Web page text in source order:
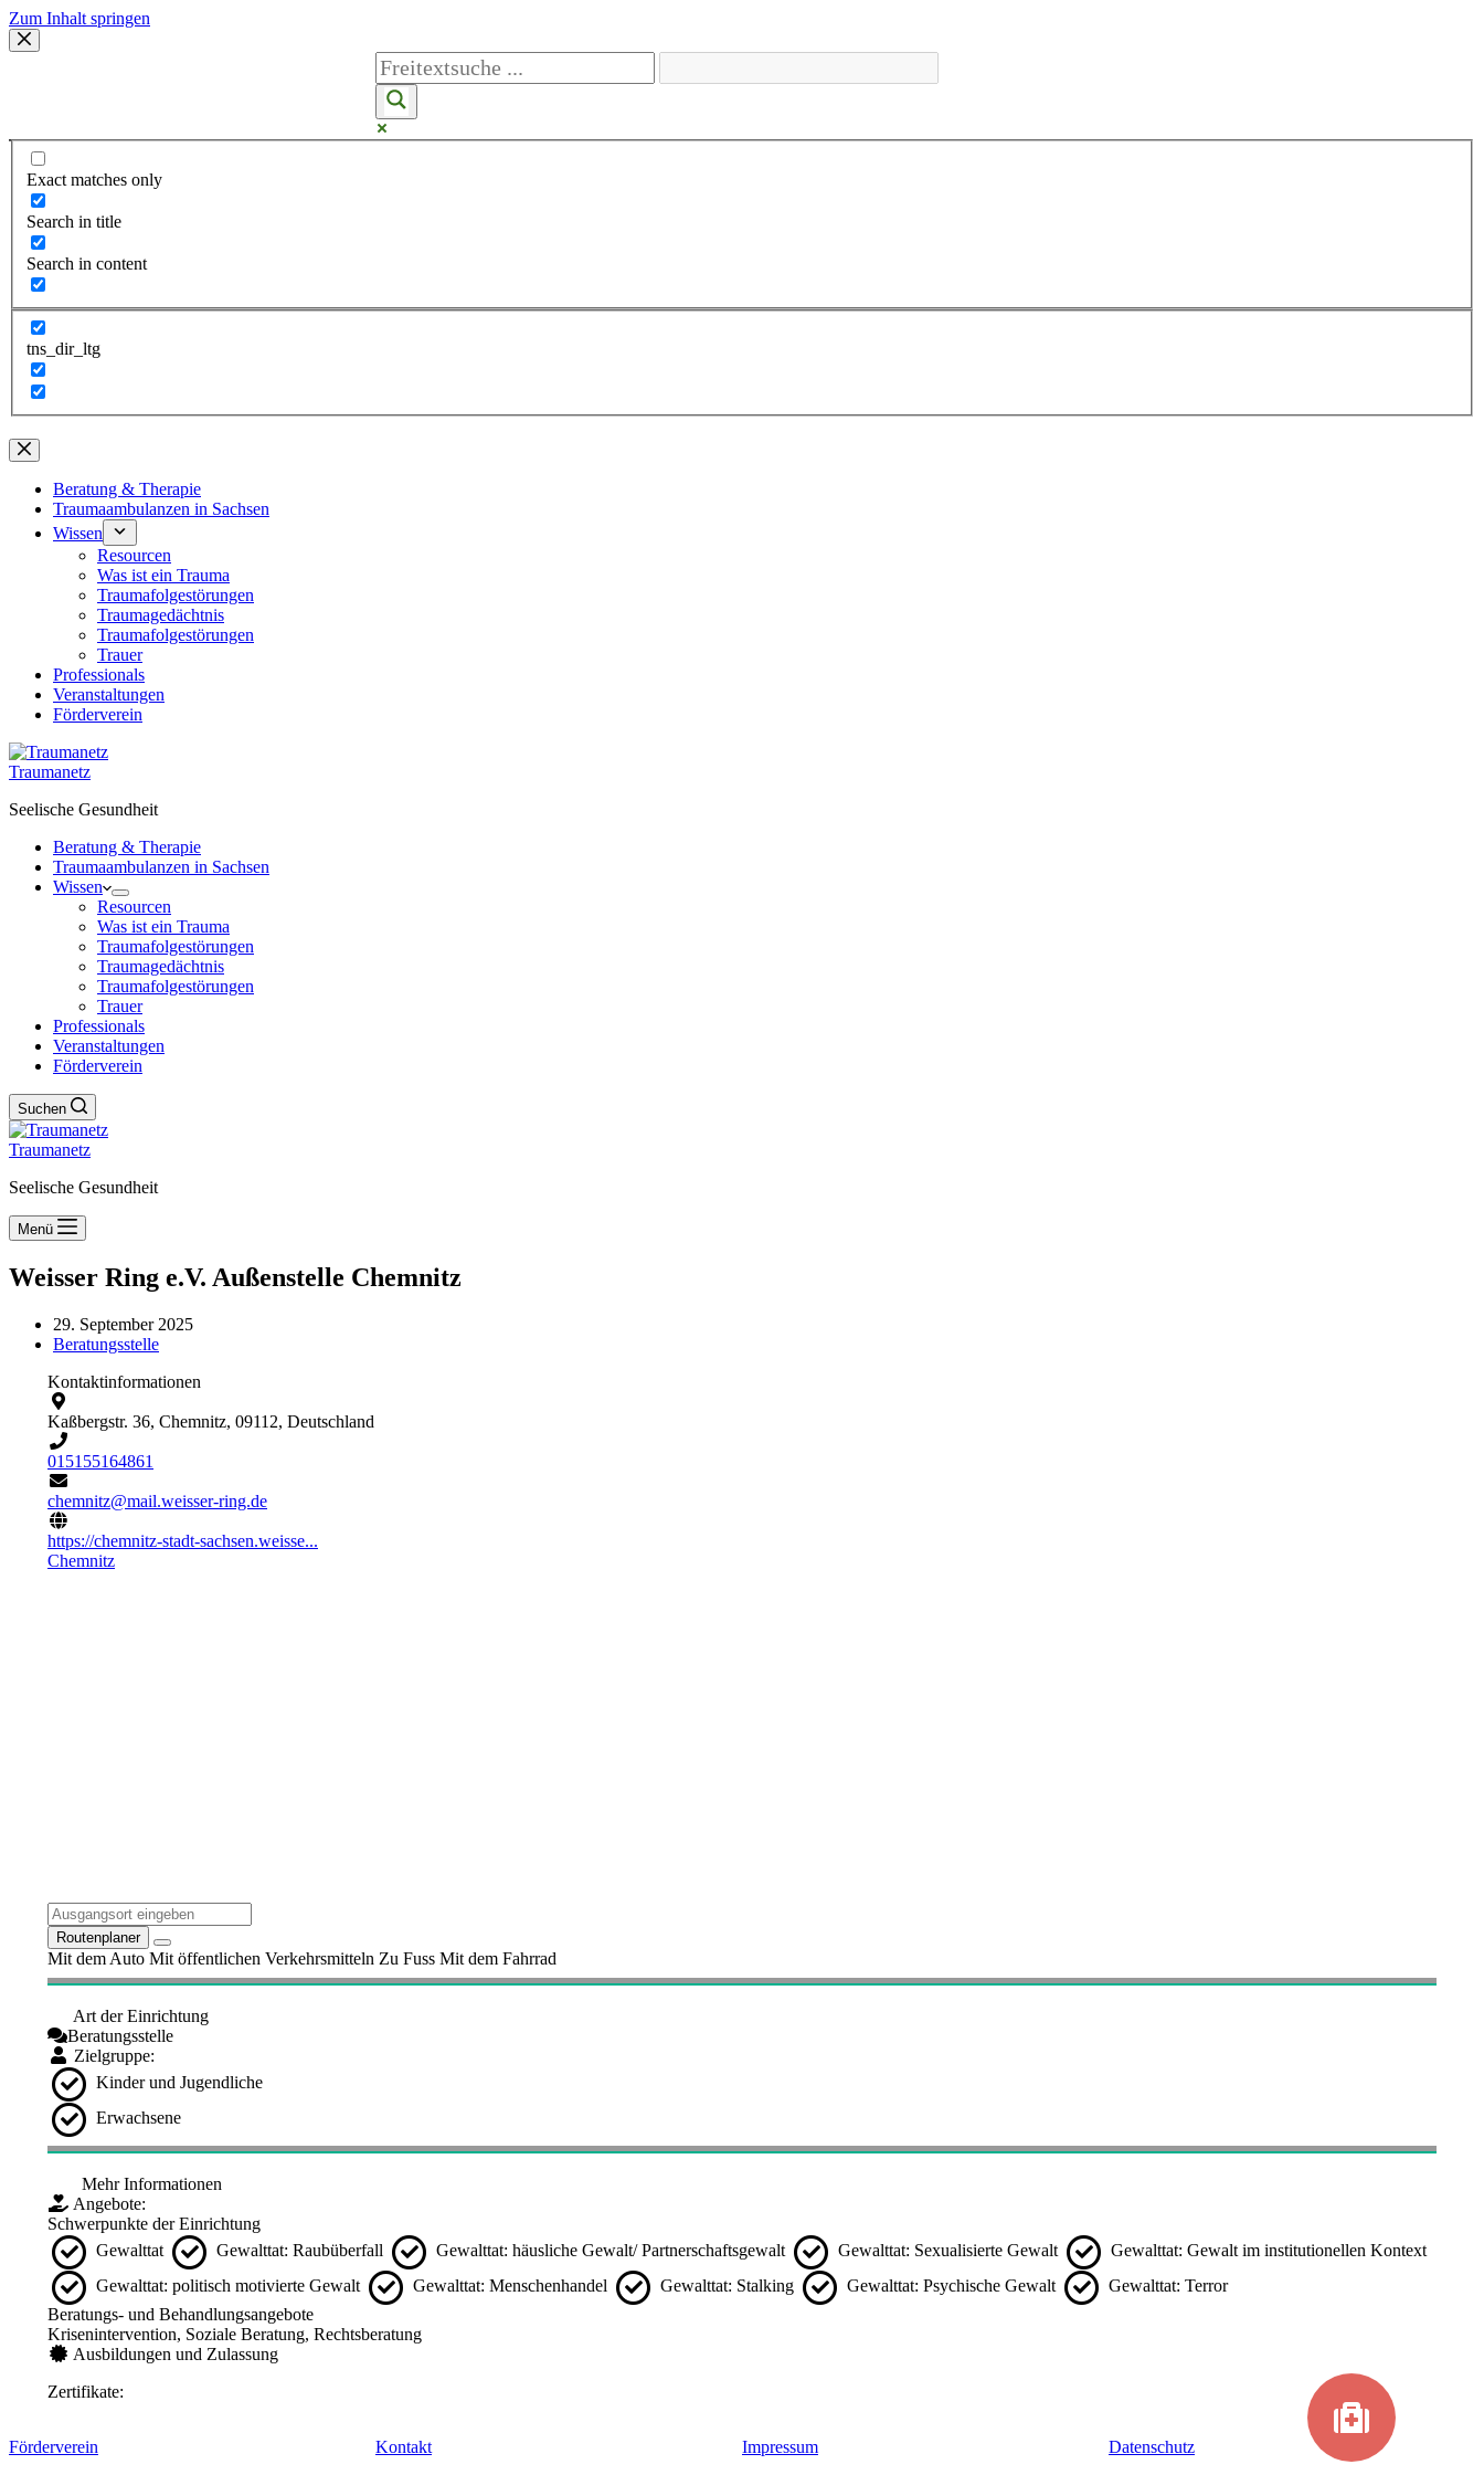
Zum Inhalt springen
Exact matches only
Search in title
Search in content
tns_dir_ltg
Beratung & Therapie
Traumaambulanzen in Sachsen
Wissen
Resourcen
Was ist ein Trauma
Traumafolgestörungen
Traumagedächtnis
Traumafolgestörungen
Trauer
Professionals
Veranstaltungen
Förderverein
Traumanetz
Seelische Gesundheit
Beratung & Therapie
Traumaambulanzen in Sachsen
Wissen
Resourcen
Was ist ein Trauma
Traumafolgestörungen
Traumagedächtnis
Traumafolgestörungen
Trauer
Professionals
Veranstaltungen
Förderverein
Suchen
Traumanetz
Seelische Gesundheit
Menü
Weisser Ring e.V. Außenstelle Chemnitz
29. September 2025
Beratungsstelle
Kontaktinformationen
Kaßbergstr. 36, Chemnitz, 09112, Deutschland
015155164861
chemnitz@mail.weisser-ring.de
https://chemnitz-stadt-sachsen.weisse...
Chemnitz
Routenplaner
Mit dem Auto Mit öffentlichen Verkehrsmitteln Zu Fuss Mit dem Fahrrad
Art der Einrichtung
Beratungsstelle
Zielgruppe:
Kinder und Jugendliche
Erwachsene
Mehr Informationen
Angebote:
Schwerpunkte der Einrichtung
Gewalttat
Gewalttat: Raubüberfall Gewalttat: häusliche Gewalt/ Partnerschaftsgewalt Gewalttat: Sexualisierte Gewalt
Gewalttat: Gewalt im institutionellen Kontext
Gewalttat: politisch motivierte Gewalt
Gewalttat: Menschenhandel Gewalttat: Stalking Gewalttat: Psychische Gewalt
Gewalttat: Terror
Beratungs- und Behandlungsangebote
Krisenintervention, Soziale Beratung, Rechtsberatung
Ausbildungen und Zulassung
Zertifikate:
Förderverein Kontakt Impressum Datenschutz